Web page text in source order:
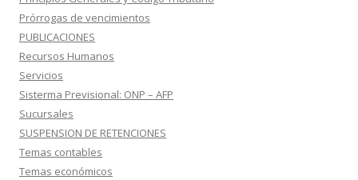
Prórrogas de vencimientos
PUBLICACIONES
Recursos Humanos
Servicios
Sisterma Previsional: ONP – AFP
Sucursales
SUSPENSION DE RETENCIONES
Temas contables
Temas económicos